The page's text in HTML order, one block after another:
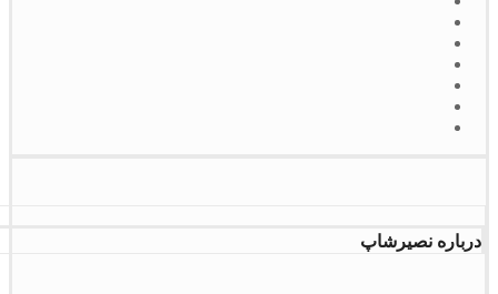
درباره نصیرشاپ